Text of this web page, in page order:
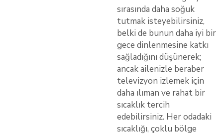
sırasında daha soğuk
tutmak isteyebilirsiniz,
belki de bunun daha iyi bir
gece dinlenmesine katkı
sağladığını düşünerek;
ancak ailenizle beraber
televizyon izlemek için
daha ılıman ve rahat bir
sıcaklık tercih
edebilirsiniz. Her odadaki
sıcaklığı, çoklu bölge